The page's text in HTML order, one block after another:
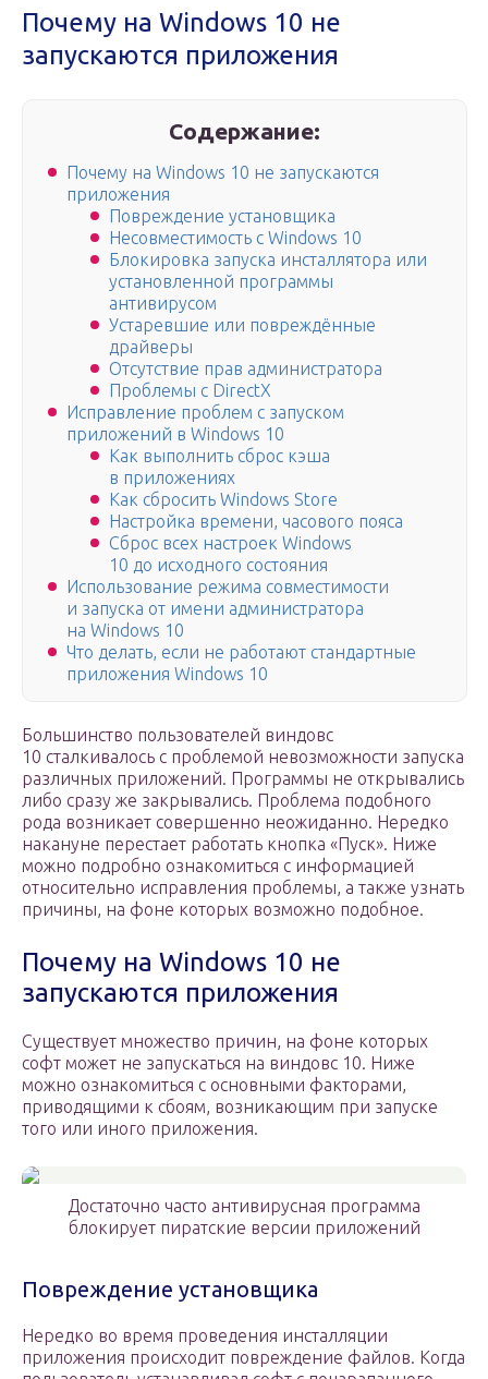
Почему на Windows 10 не
запускаются приложения
Содержание:
Почему на Windows 10 не запускаются
приложения
Повреждение установщика
Несовместимость с Windows 10
Блокировка запуска инсталлятора или
установленной программы
антивирусом
Устаревшие или повреждённые
драйверы
Отсутствие прав администратора
Проблемы с DirectX
Исправление проблем с запуском
приложений в Windows 10
Как выполнить сброс кэша
в приложениях
Как сбросить Windows Store
Настройка времени, часового пояса
Сброс всех настроек Windows
10 до исходного состояния
Использование режима совместимости
и запуска от имени администратора
на Windows 10
Что делать, если не работают стандартные
приложения Windows 10
Большинство пользователей виндовс
10 сталкивалось с проблемой невозможности запуска
различных приложений. Программы не открывались
либо сразу же закрывались. Проблема подобного
рода возникает совершенно неожиданно. Нередко
накануне перестает работать кнопка «Пуск». Ниже
можно подробно ознакомиться с информацией
относительно исправления проблемы, а также узнать
причины, на фоне которых возможно подобное.
Почему на Windows 10 не
запускаются приложения
Существует множество причин, на фоне которых
софт может не запускаться на виндовс 10. Ниже
можно ознакомиться с основными факторами,
приводящими к сбоям, возникающим при запуске
того или иного приложения.
Достаточно часто антивирусная программа
блокирует пиратские версии приложений
Повреждение установщика
Нередко во время проведения инсталляции
приложения происходит повреждение файлов. Когда